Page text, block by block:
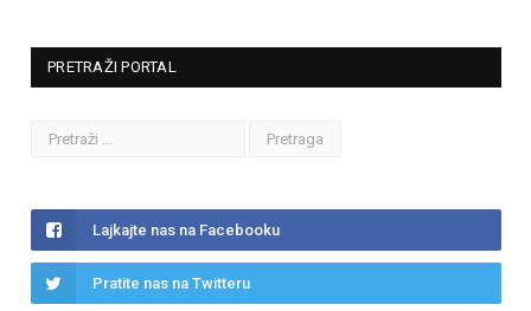
PRETRAŽI PORTAL
Lajkajte nas na Facebooku
Pratite nas na Twitteru